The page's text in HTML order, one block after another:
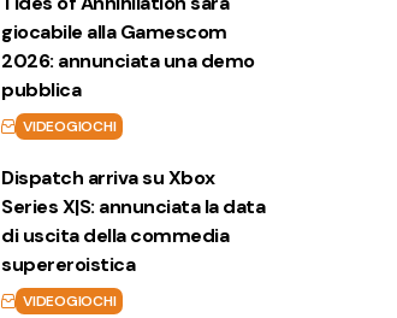
giocabile alla Gamescom
2026: annunciata una demo
pubblica
VIDEOGIOCHI
Dispatch arriva su Xbox
Series X|S: annunciata la data
di uscita della commedia
supereroistica
VIDEOGIOCHI